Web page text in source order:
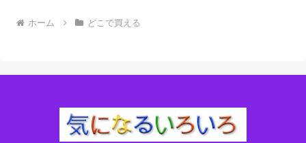
ホーム どこで買える